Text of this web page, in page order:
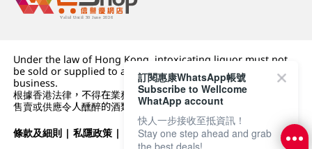
Under the law of Hong Kong, intoxicating liquor must not
be sold or supplied to a minor (under 18) in the course of
business.
根據香港法律，不得在業務過程中，向未成年人 (18 歲以下人士)
售賣或供應令人醺醉的酒類。
條款及細則 |私隱政策 | DFI零售集團
訂閱惠康WhatsApp帳號
Subscribe to Wellcome
WhatApp account
快人一步接收至抵資訊！
Stay one step ahead and grab
the best deals!